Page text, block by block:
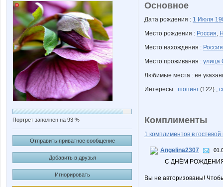
Портрет заполнен на 93 %
Отправить приватное сообщение
Добавить в друзья
Игнорировать
Основное
Дата рождения : 1 Июля
Место рождения : Россия,
Место нахождения : Россия
Место проживания : улица
Любимые места : не
Интересы : шопинг (122) ,
Комплименты
1 комплиментов в гостевой
Angelina2307
С ДНЁМ
Вы не авторизованы!